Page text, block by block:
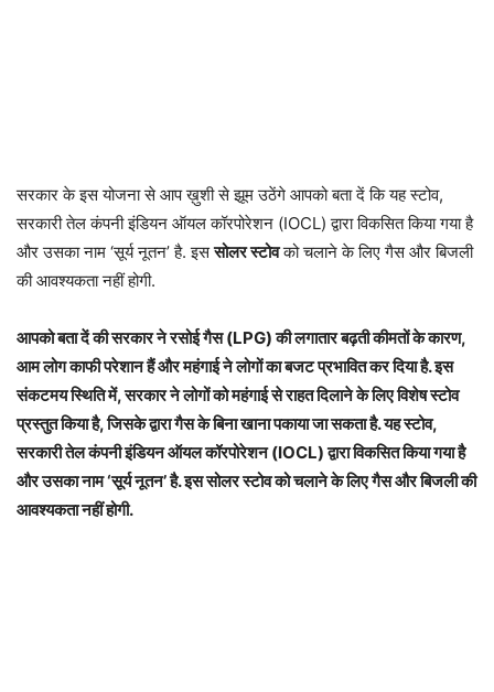
सरकार के इस योजना से आप ख़ुशी से झूम उठेंगे आपको बता दें कि यह स्टोव,
सरकारी तेल कंपनी इंडियन ऑयल कॉरपोरेशन (IOCL) द्वारा विकसित किया गया है
और उसका नाम ‘सूर्य नूतन’ है. इससोलर स्टोवको चलाने के लिए गैस और बिजली
की आवश्यकता नहीं होगी.
आपको बता दें की सरकार ने रसोई गैस (LPG) की लगातार बढ़ती कीमतों के कारण,
आम लोग काफी परेशान हैं और महंगाई ने लोगों का बजट प्रभावित कर दिया है. इस
संकटमय स्थिति में, सरकार ने लोगों को महंगाई से राहत दिलाने के लिए विशेष स्टोव
प्रस्तुत किया है, जिसके द्वारा गैस के बिना खाना पकाया जा सकता है. यह स्टोव,
सरकारी तेल कंपनी इंडियन ऑयल कॉरपोरेशन (IOCL) द्वारा विकसित किया गया है
और उसका नाम ‘सूर्य नूतन’ है. इस सोलर स्टोव को चलाने के लिए गैस और बिजली की
आवश्यकता नहीं होगी.